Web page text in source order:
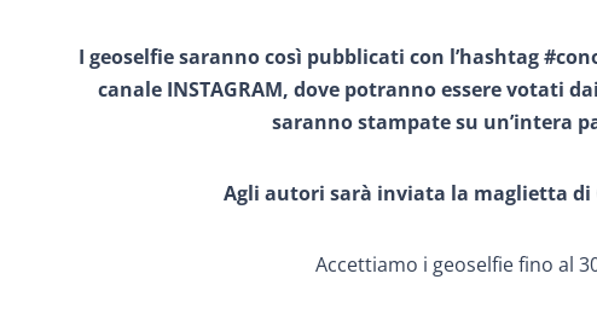
I geoselfie saranno così pubblicati con l’hashtag
canale INSTAGRAM, dove potranno essere votati
saranno stampate su un’intera
Agli autori sarà inviata la maglietta di
Accettiamo i geoselfie fino al